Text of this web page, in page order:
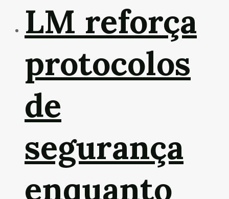
LM reforça
protocolos
de
segurança
enquanto